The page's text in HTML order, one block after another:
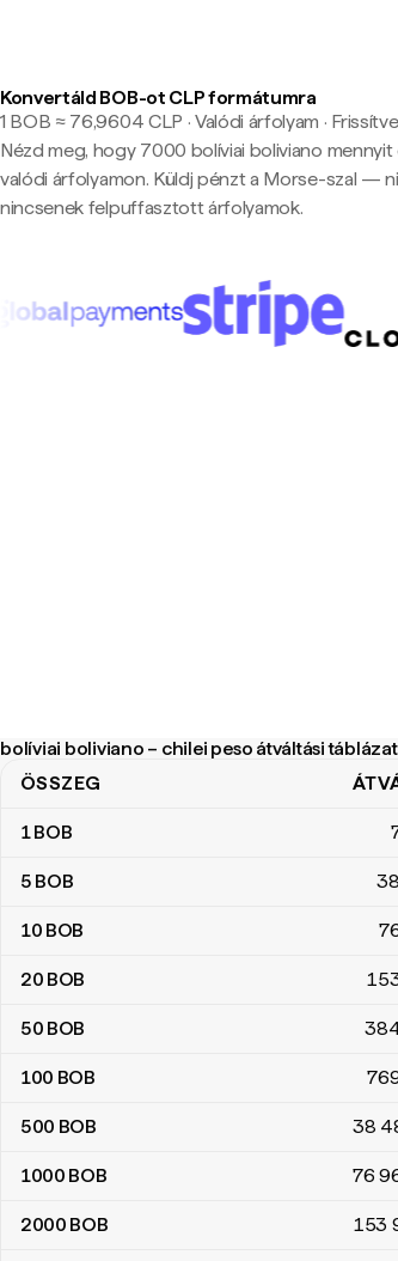
Konvertáld BOB-ot CLP formátumra
1 BOB ≈ 76,9604 CLP · Valódi árfolyam ·
Nézd meg, hogy 7000 bolíviai boliviano
valódi árfolyamon. Küldj pénzt a Morse-szal —
nincsenek felpuffasztott árfolyamok.
bolíviai boliviano – chilei peso átváltási táblázat
bolíviai boliviano – chilei peso átváltási táblázat
ÖSSZEG
1BOB
5 BOB
10 BOB
20 BOB
50 BOB
100 BOB
500 BOB 38
1000 BOB 76
2000 BOB 153